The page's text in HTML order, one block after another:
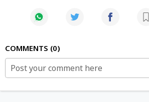
COMMENTS 0